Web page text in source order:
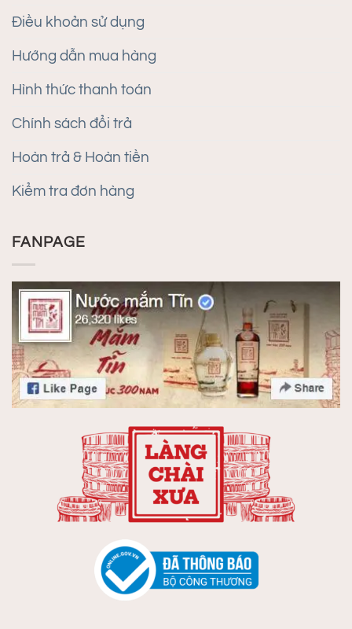
Điều khoản sử dụng
Hướng dẫn mua hàng
Hình thức thanh toán
Chính sách đổi trả
Hoàn trả & Hoàn tiền
Kiểm tra đơn hàng
FANPAGE